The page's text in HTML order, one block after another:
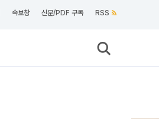
속보창 신문/PDF 구독 RSS